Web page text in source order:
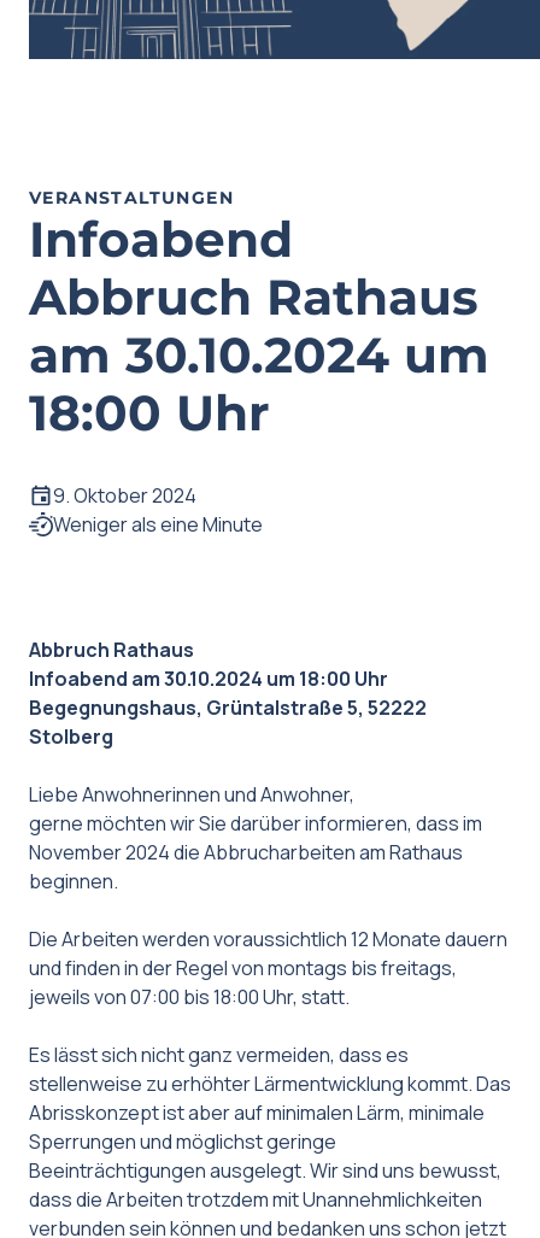
VERANSTALTUNGEN
Infoabend
Abbruch Rathaus
am 30.10.2024 um
18:00 Uhr
9. Oktober 2024
Weniger als eine Minute
Abbruch Rathaus
Infoabend am 30.10.2024 um 18:00 Uhr
Begegnungshaus, Grüntalstraße 5, 52222
Stolberg
Liebe Anwohnerinnen und Anwohner,
gerne möchten wir Sie darüber informieren, dass im
November 2024 die Abbrucharbeiten am Rathaus
beginnen.
Die Arbeiten werden voraussichtlich 12 Monate dauern
und finden in der Regel von montags bis freitags,
jeweils von 07:00 bis 18:00 Uhr, statt.
Es lässt sich nicht ganz vermeiden, dass es
stellenweise zu erhöhter Lärmentwicklung kommt. Das
Abrisskonzept ist aber auf minimalen Lärm, minimale
Sperrungen und möglichst geringe
Beeinträchtigungen ausgelegt. Wir sind uns bewusst,
dass die Arbeiten trotzdem mit Unannehmlichkeiten
verbunden sein können und bedanken uns schon jetzt